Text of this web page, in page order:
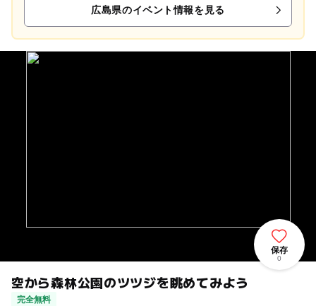
広島県のイベント情報を見る
空から森林公園のツツジを眺めてみよう
完全無料
保存
0